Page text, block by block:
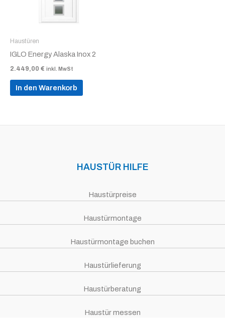
Haustüren
IGLO Energy Alaska Inox 2
2.449,00 € inkl. MwSt
In den Warenkorb
HAUSTÜR HILFE
Haustürpreise
Haustürmontage
Haustürmontage buchen
Haustürlieferung
Haustürberatung
Haustür messen